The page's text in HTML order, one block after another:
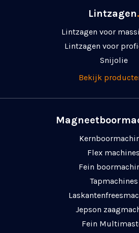
Lintzagen.
Lintzagen voor
Lintzagen voor
Snijolie
Bekijk
Flex machines
Fein
Tapmachines
Jepson
Fein